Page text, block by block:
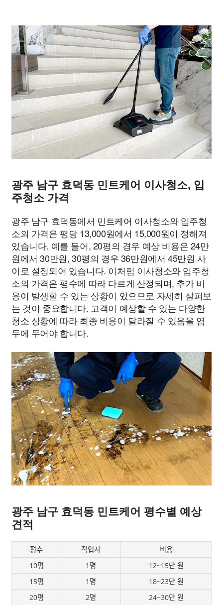
광주 남구 효덕동 민트케어 이사청소, 입
주청소 가격
광주 남구 효덕동에서 민트케어 이사청소와 입주청
소의 가격은 평당 13,000원에서 15,000원이 정해져
있습니다. 예를 들어, 20평의 경우 예상 비용은 24만
원에서 30만원, 30평의 경우 36만원에서 45만원 사
이로 설정되어 있습니다. 이처럼 이사청소와 입주청
소의 가격은 평수에 따라 다르게 산정되며, 추가 비
용이 발생할 수 있는 상황이 있으므로 자세히 살펴보
는 것이 중요합니다. 고객이 예상할 수 있는 다양한
청소 상황에 따라 최종 비용이 달라질 수 있음을 염
두에 두어야 합니다.
광주 남구 효덕동 민트케어 평수별 예상
견적
평수 작업자
비용
10평
1명
12~15만 원
15평
1명
18~23만 원
20평
2명 24~30만 원